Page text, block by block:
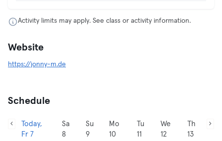
Activity limits may apply. See class or activity information.
Website
https://jonny-m.de
Schedule
Today,
Fr 7
Sa
8
Su
9
Mo
10
Tu
11
We
12
Th
13